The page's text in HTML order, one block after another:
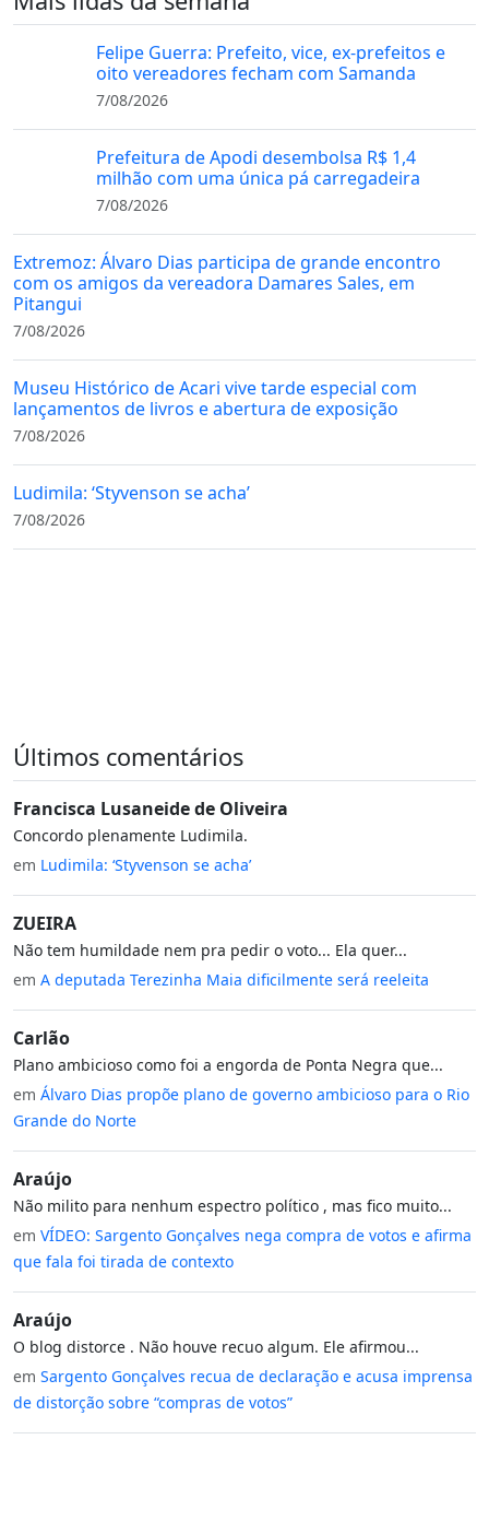
Felipe Guerra: Prefeito, vice, ex-prefeitos e
oito vereadores fecham com Samanda
7/08/2026
Prefeitura de Apodi desembolsa R$ 1,4
milhão com uma única pá carregadeira
7/08/2026
Extremoz: Álvaro Dias participa de grande encontro
com os amigos da vereadora Damares Sales, em
Pitangui
7/08/2026
Museu Histórico de Acari vive tarde especial com
lançamentos de livros e abertura de exposição
7/08/2026
Ludimila: ‘Styvenson se acha’
7/08/2026
Últimos comentários
Francisca Lusaneide de Oliveira
Concordo plenamente Ludimila.
em Ludimila: ‘Styvenson se acha’
ZUEIRA
Não tem humildade nem pra pedir o voto... Ela quer...
em A deputada Terezinha Maia dificilmente será reeleita
Carlão
Plano ambicioso como foi a engorda de Ponta Negra que...
em Álvaro Dias propõe plano de governo ambicioso para o Rio
Grande do Norte
Araújo
Não milito para nenhum espectro político , mas fico muito...
em VÍDEO: Sargento Gonçalves nega compra de votos e afirma
que fala foi tirada de contexto
Araújo
O blog distorce . Não houve recuo algum. Ele afirmou...
em Sargento Gonçalves recua de declaração e acusa imprensa
de distorção sobre “compras de votos”